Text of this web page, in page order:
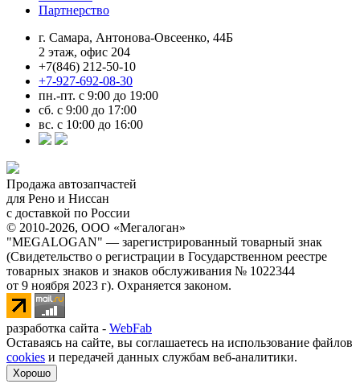
Партнерство
г. Самара, Антонова-Овсеенко, 44Б
2 этаж, офис 204
+7(846) 212-50-10
+7-927-692-08-30
пн.-пт. с 9:00 до 19:00
сб. с 9:00 до 17:00
вс. с 10:00 до 16:00
Продажа автозапчастей
для Рено и Ниссан
с доставкой по России
© 2010-2026, ООО «Мегалоган»
"MEGALOGAN" — зарегистрированный товарный знак
(Свидетельство о регистрации в Государственном реестре
товарных знаков и знаков обслуживания № 1022344
от 9 ноября 2023 г). Охраняется законом.
разработка сайта - WebFab
Оставаясь на сайте, вы соглашаетесь на использование файлов
cookies и передачей данных службам веб-аналитики.
Хорошо